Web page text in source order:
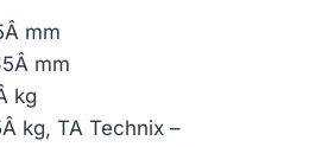
mm
mm
kg
kg, TA Technix –